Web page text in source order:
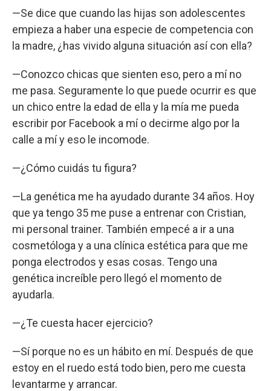
—Se dice que cuando las hijas son adolescentes
empieza a haber una especie de competencia con
la madre, ¿has vivido alguna situación así con ella?
—Conozco chicas que sienten eso, pero a mí no
me pasa. Seguramente lo que puede ocurrir es que
un chico entre la edad de ella y la mía me pueda
escribir por Facebook a mí o decirme algo por la
calle a mí y eso le incomode.
—¿Cómo cuidás tu figura?
—La genética me ha ayudado durante 34 años. Hoy
que ya tengo 35 me puse a entrenar con Cristian,
mi personal trainer. También empecé a ir a una
cosmetóloga y a una clínica estética para que me
ponga electrodos y esas cosas. Tengo una
genética increíble pero llegó el momento de
ayudarla.
—¿Te cuesta hacer ejercicio?
—Sí porque no es un hábito en mí. Después de que
estoy en el ruedo está todo bien, pero me cuesta
levantarme y arrancar.